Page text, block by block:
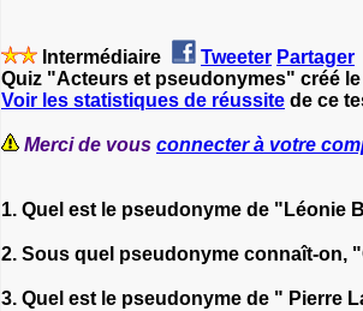
Intermédiaire Tweeter Partager
Quiz "Acteurs et pseudonymes" créé le
Voir les statistiques de réussite de ce
Merci de vous connecter à votre
1. Quel est le pseudonyme de "Léonie
2. Sous quel pseudonyme connaît-on,
3. Quel est le pseudonyme de " Pierre